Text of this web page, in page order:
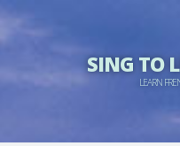
SING TO
LEARN